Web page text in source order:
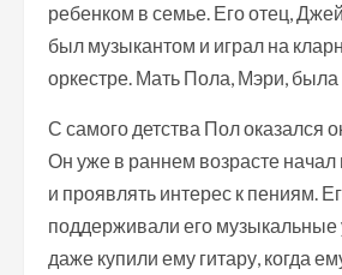
ребенком в семье. Его отец,
был музыкантом и играл на
оркестре. Мать Пола, Мэри,
С самого детства Пол оказался
Он уже в раннем возрасте начал
и проявлять интерес к пениям.
поддерживали его музыкальные
даже купили ему гитару, когда